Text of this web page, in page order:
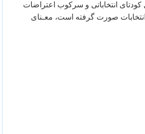
انتخاباتی و سرکوب اعتراضات
صورت گرفته است، معـنای